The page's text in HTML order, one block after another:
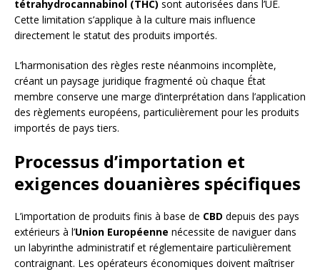
tétrahydrocannabinol (THC) sont autorisées dans l’UE.
Cette limitation s’applique à la culture mais influence
directement le statut des produits importés.
L’harmonisation des règles reste néanmoins incomplète,
créant un paysage juridique fragmenté où chaque État
membre conserve une marge d’interprétation dans l’application
des règlements européens, particulièrement pour les produits
importés de pays tiers.
Processus d’importation et
exigences douanières spécifiques
L’importation de produits finis à base de CBD depuis des pays
extérieurs à l’Union Européenne nécessite de naviguer dans
un labyrinthe administratif et réglementaire particulièrement
contraignant. Les opérateurs économiques doivent maîtriser